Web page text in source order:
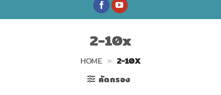
2-10x
HOME » 2-10X
คัดกรอง